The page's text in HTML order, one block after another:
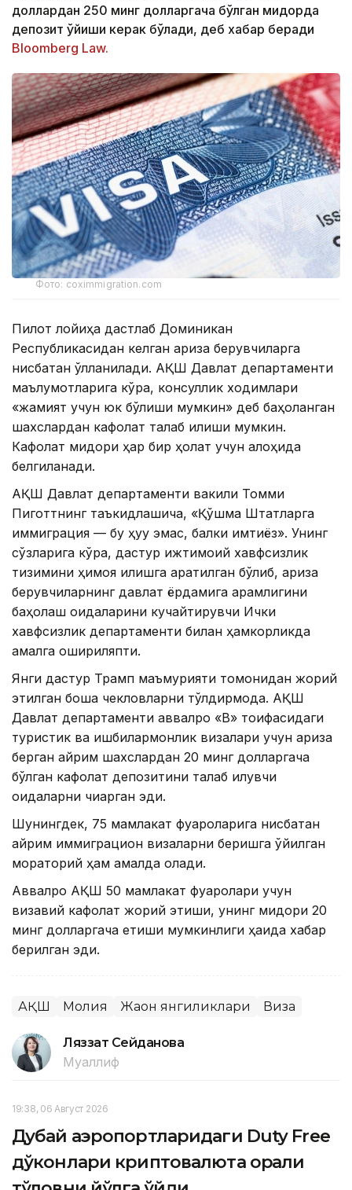
доллардан 250 минг долларгача бўлган миқдорда
депозит қўйиши керак бўлади, деб хабар беради
Bloomberg Law.
Фото: coximmigration.com
Пилот лойиҳа дастлаб Доминикан
Республикасидан келган ариза берувчиларга
нисбатан қўлланилади. АҚШ Давлат департаменти
маълумотларига кўра, консуллик ходимлари
«жамият учун юк бўлиши мумкин» деб баҳоланган
шахслардан кафолат талаб қилиши мумкин.
Кафолат миқдори ҳар бир ҳолат учун алоҳида
белгиланади.
АҚШ Давлат департаменти вакили Томми
Пиготтнинг таъкидлашича, «Қўшма Штатларга
иммиграция — бу ҳуқуқ эмас, балки имтиёз». Унинг
сўзларига кўра, дастур ижтимоий хавфсизлик
тизимини ҳимоя қилишга қаратилган бўлиб, ариза
берувчиларнинг давлат ёрдамига қарамлигини
баҳолаш қоидаларини кучайтирувчи Ички
хавфсизлик департаменти билан ҳамкорликда
амалга ошириляпти.
Янги дастур Трамп маъмурияти томонидан жорий
этилган бошқа чекловларни тўлдирмоқда. АҚШ
Давлат департаменти аввалроқ «B» тоифасидаги
туристик ва ишбилармонлик визалари учун ариза
берган айрим шахслардан 20 минг долларгача
бўлган кафолат депозитини талаб қилувчи
қоидаларни чиқарган эди.
Шунингдек, 75 мамлакат фуқароларига нисбатан
айрим иммиграцион визаларни беришга қўйилган
мораторий ҳам амалда қолади.
Аввалроқ АҚШ 50 мамлакат фуқаролари учун
визавий кафолат жорий этиши, унинг миқдори 20
минг долларгача етиши мумкинлиги ҳақида хабар
берилган эди.
АҚШ Молия Жаҳон янгиликлари Виза
Ляззат Сейданова
Муаллиф
19:38, 06 Август 2026
Дубай аэропортларидаги Duty Free
дўконлари криптовалюта орқали